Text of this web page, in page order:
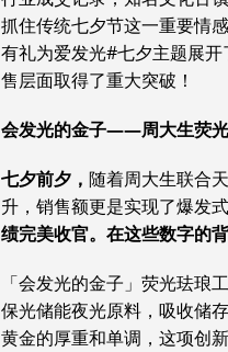
抓住传统七夕节这一重要情
有礼为爱发光#七夕主题展
售层面取得了重大突破！
会发光的金子——周大生荧
七夕前夕， 随着周大生联合
升，销售额更是实现了爆发
绩完美收官。在这些数字的背
「会发光的金子」荧光珐琅
保光储能夜光原料，吸收储
黄金的厚重和单调，这项创